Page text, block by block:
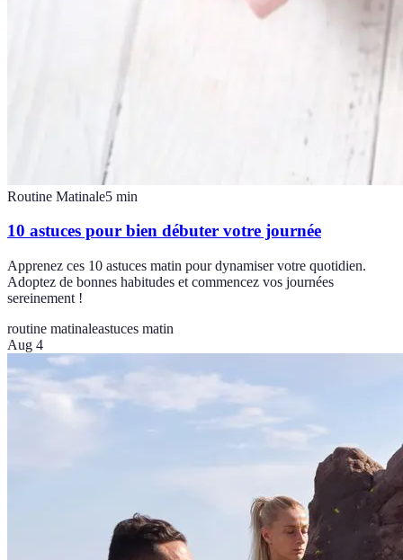
Routine Matinale5 min
10 astuces pour bien débuter votre journée
Apprenez ces 10 astuces matin pour dynamiser votre quotidien.
Adoptez de bonnes habitudes et commencez vos journées
sereinement !
routine matinaleastuces matin
Aug 4